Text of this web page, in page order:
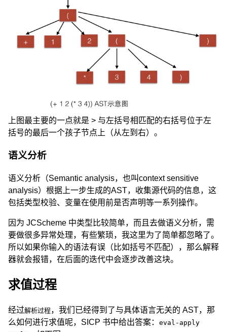
上图最主要的一点就是 > 与左括号相匹配的右括号位于左
括号的最后一个孩子节点上（从左到右）。
语义分析
语义分析（Semantic analysis，也叫context sensitive
analysis）根据上一步生成的AST，收集源代码的信息，这
包括类型校验、变量在使用前是否声明等一系列操作。
因为 JCScheme 中类型比较简单，而且去做语义分析，需
要做很多异常处理，有些繁琐，我这里为了简单都忽略了。
所以如果你输入的语法有误（比如括号不匹配），那么解释
器就会报错，在后面的迭代中会逐步改善这块。
求值过程
经过解析过程，我们已经得到了与具体语言无关的 AST，那
么如何进行求值呢，SICP 书中给出答案： eval-apply